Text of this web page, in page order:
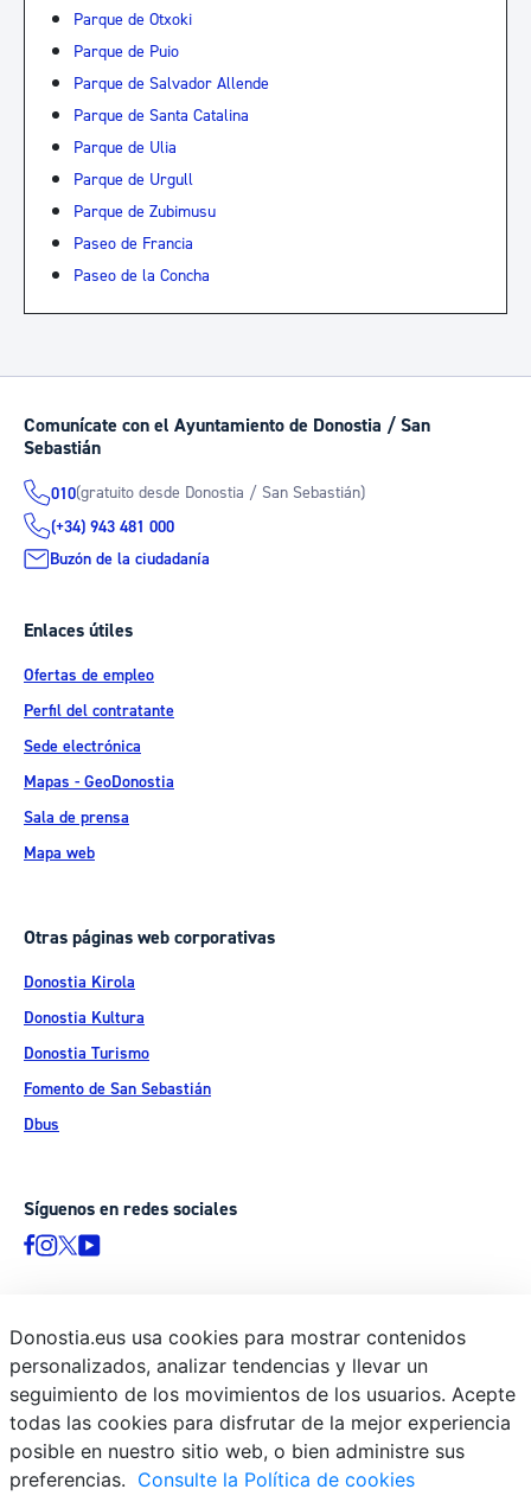
Parque de Otxoki
Parque de Puio
Parque de Salvador Allende
Parque de Santa Catalina
Parque de Ulia
Parque de Urgull
Parque de Zubimusu
Paseo de Francia
Paseo de la Concha
Comunícate con el Ayuntamiento de Donostia / San
Sebastián
010(gratuito desde Donostia / San Sebastián)
(+34) 943 481 000
Buzón de la ciudadanía
Enlaces útiles
Ofertas de empleo
Perfil del contratante
Sede electrónica
Mapas - GeoDonostia
Sala de prensa
Mapa web
Otras páginas web corporativas
Donostia Kirola
Donostia Kultura
Donostia Turismo
Fomento de San Sebastián
Dbus
Síguenos en redes sociales
© Donostiako Udala - Ayuntamiento de Donostia / San Sebastián
Ijentea 1, 20003 Donostia / San Sebastián
Aviso legal
Política de privacidad
Política de cookies
Donostia.eus usa cookies para mostrar contenidos
personalizados, analizar tendencias y llevar un
seguimiento de los movimientos de los usuarios. Acepte
todas las cookies para disfrutar de la mejor experiencia
posible en nuestro sitio web, o bien administre sus
preferencias. Consulte la Política de cookies